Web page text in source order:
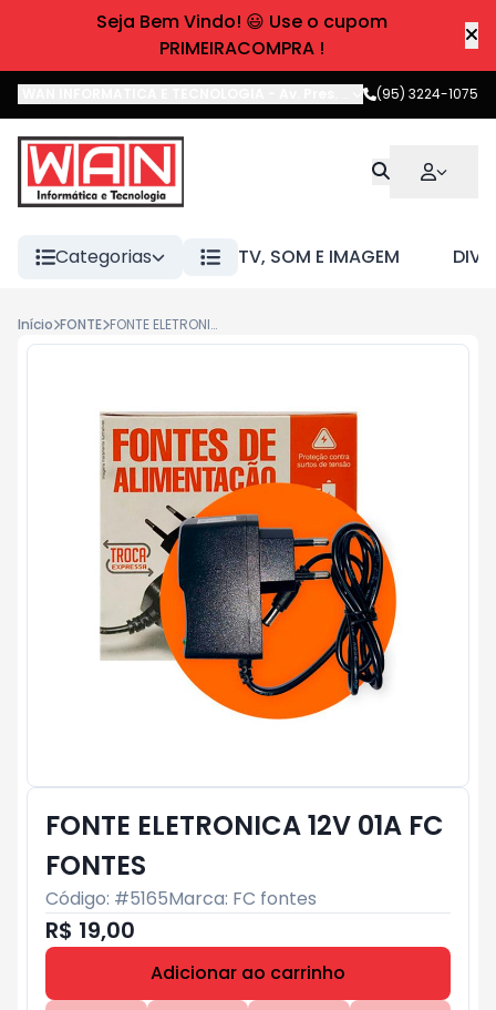
Seja Bem Vindo! 😃 Use o cupom
PRIMEIRACOMPRA !
Av. Pres. Castelo Branco,Boa
(95) 3224-1075
Categorias TV, SOM E IMAGEM
Início FONTE FONTE ELETRONICA 12V 01A FC FONTES
FONTE ELETRONICA 12V 01A FC
FONTES
Código: #5165Marca: FC fontes
R$ 19,00
Adicionar ao carrinho